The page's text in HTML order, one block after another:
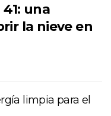
una
la nieve en
limpia para el